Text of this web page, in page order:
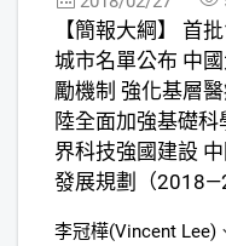
【簡報大綱】 首
城市名單公布 中
勵機制 強化基層
陸全面加強基礎
界科技強國建設
發展規劃（
李冠樺(Vincent Lee)